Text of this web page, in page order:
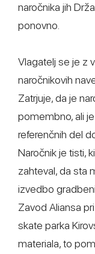
naročnika jih
ponovno.
Vlagatelj se je z
naročnikovih
Zatrjuje, da je
pomembno, ali
referenčnih del
Naročnik je tisti,
zahteval, da sta
izvedbo
Zavod Aliansa
skate parka
materiala, to